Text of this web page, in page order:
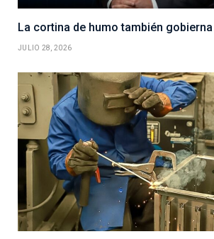
La cortina de humo también
JULIO 28, 2026